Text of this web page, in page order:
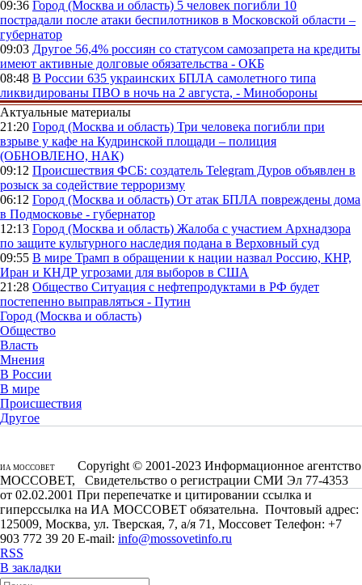
09:36 Город (Москва и область) 5 человек погибли 10
пострадали после атаки беспилотников в Московской области –
губернатор
09:03 Другое 56,4% россиян со статусом самозапрета на кредиты
имеют активные долговые обязательства - ОКБ
08:48 В России 635 украинских БПЛА самолетного типа
ликвидированы ПВО в ночь на 2 августа, - Минобороны
Актуальные материалы
21:20 Город (Москва и область) Три человека погибли при
взрыве у кафе на Кудринской площади – полиция
(ОБНОВЛЕНО, НАК)
09:12 Происшествия ФСБ: создатель Telegram Дуров объявлен в
розыск за содействие терроризму
06:12 Город (Москва и область) От атак БПЛА повреждены дома
в Подмосковье - губернатор
12:13 Город (Москва и область) Жалоба с участием Архнадзора
по защите культурного наследия подана в Верховный суд
09:55 В мире Трамп в обращении к нации назвал Россию, КНР,
Иран и КНДР угрозами для выборов в США
21:28 Общество Ситуация с нефтепродуктами в РФ будет
постепенно выправляться - Путин
Город (Москва и область)
Общество
Власть
Мнения
В России
В мире
Происшествия
Другое
ИА МОССОВЕТ
Copyright © 2001-2023 Информационное агентство
МОССОВЕТ, Свидетельство о регистрации СМИ Эл 77-4353
от 02.02.2001 При перепечатке и цитировании ссылка и
гиперссылка на ИА МОССОВЕТ обязательна. Почтовый адрес:
125009, Москва, ул. Тверская, 7, а/я 71, Моссовет Телефон: +7
903 772 39 20 E-mail: info@mossovetinfo.ru
RSS
В закладки